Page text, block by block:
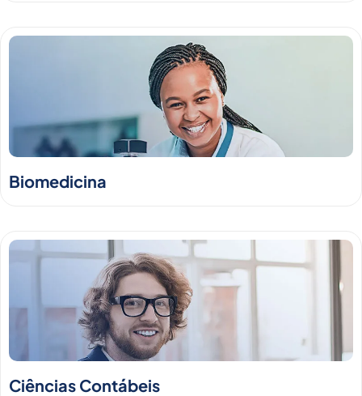
Biomedicina
Ciências Contábeis